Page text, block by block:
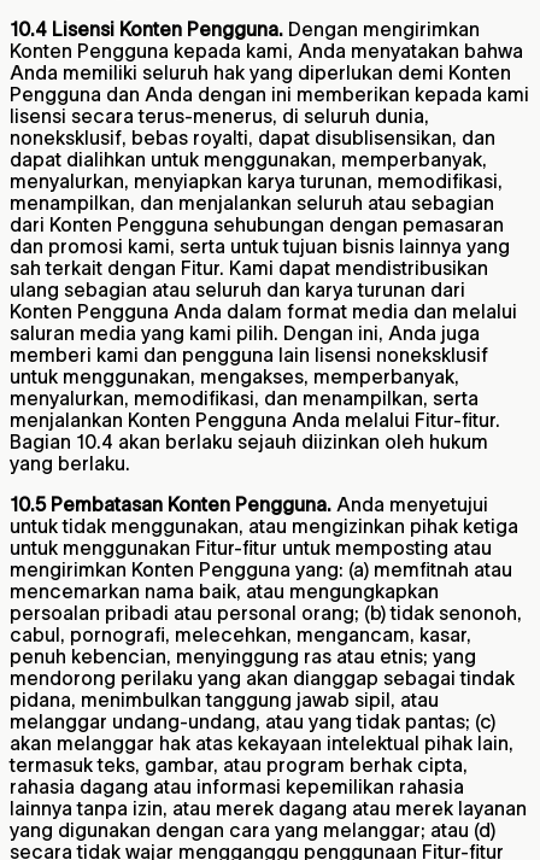
10.4 Lisensi Konten Pengguna. Dengan mengirimkan
Konten Pengguna kepada kami, Anda menyatakan bahwa
Anda memiliki seluruh hak yang diperlukan demi Konten
Pengguna dan Anda dengan ini memberikan kepada kami
lisensi secara terus-menerus, di seluruh dunia,
noneksklusif, bebas royalti, dapat disublisensikan, dan
dapat dialihkan untuk menggunakan, memperbanyak,
menyalurkan, menyiapkan karya turunan, memodifikasi,
menampilkan, dan menjalankan seluruh atau sebagian
dari Konten Pengguna sehubungan dengan pemasaran
dan promosi kami, serta untuk tujuan bisnis lainnya yang
sah terkait dengan Fitur. Kami dapat mendistribusikan
ulang sebagian atau seluruh dan karya turunan dari
Konten Pengguna Anda dalam format media dan melalui
saluran media yang kami pilih. Dengan ini, Anda juga
memberi kami dan pengguna lain lisensi noneksklusif
untuk menggunakan, mengakses, memperbanyak,
menyalurkan, memodifikasi, dan menampilkan, serta
menjalankan Konten Pengguna Anda melalui Fitur-fitur.
Bagian 10.4 akan berlaku sejauh diizinkan oleh hukum
yang berlaku.
10.5 Pembatasan Konten Pengguna. Anda menyetujui
untuk tidak menggunakan, atau mengizinkan pihak ketiga
untuk menggunakan Fitur-fitur untuk memposting atau
mengirimkan Konten Pengguna yang: (a) memfitnah atau
mencemarkan nama baik, atau mengungkapkan
persoalan pribadi atau personal orang; (b) tidak senonoh,
cabul, pornografi, melecehkan, mengancam, kasar,
penuh kebencian, menyinggung ras atau etnis; yang
mendorong perilaku yang akan dianggap sebagai tindak
pidana, menimbulkan tanggung jawab sipil, atau
melanggar undang-undang, atau yang tidak pantas; (c)
akan melanggar hak atas kekayaan intelektual pihak lain,
termasuk teks, gambar, atau program berhak cipta,
rahasia dagang atau informasi kepemilikan rahasia
lainnya tanpa izin, atau merek dagang atau merek layanan
yang digunakan dengan cara yang melanggar; atau (d)
secara tidak wajar mengganggu penggunaan Fitur-fitur